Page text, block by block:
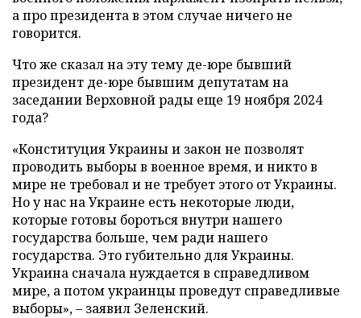
а про президента в этом случае ничего не
говорится.
Что же сказал на эту тему де-юре бывший
президент де-юре бывшим депутатам на
заседании Верховной рады еще 19 ноября 2024
года?
«Конституция Украины и закон не позволят
проводить выборы в военное время, и никто в
мире не требовал и не требует этого от Украины.
Но у нас на Украине есть некоторые люди,
которые готовы бороться внутри нашего
государства больше, чем ради нашего
государства. Это губительно для Украины.
Украина сначала нуждается в справедливом
мире, а потом украинцы проведут справедливые
выборы», – заявил Зеленский.